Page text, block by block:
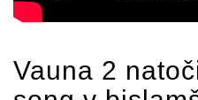
Vauna 2